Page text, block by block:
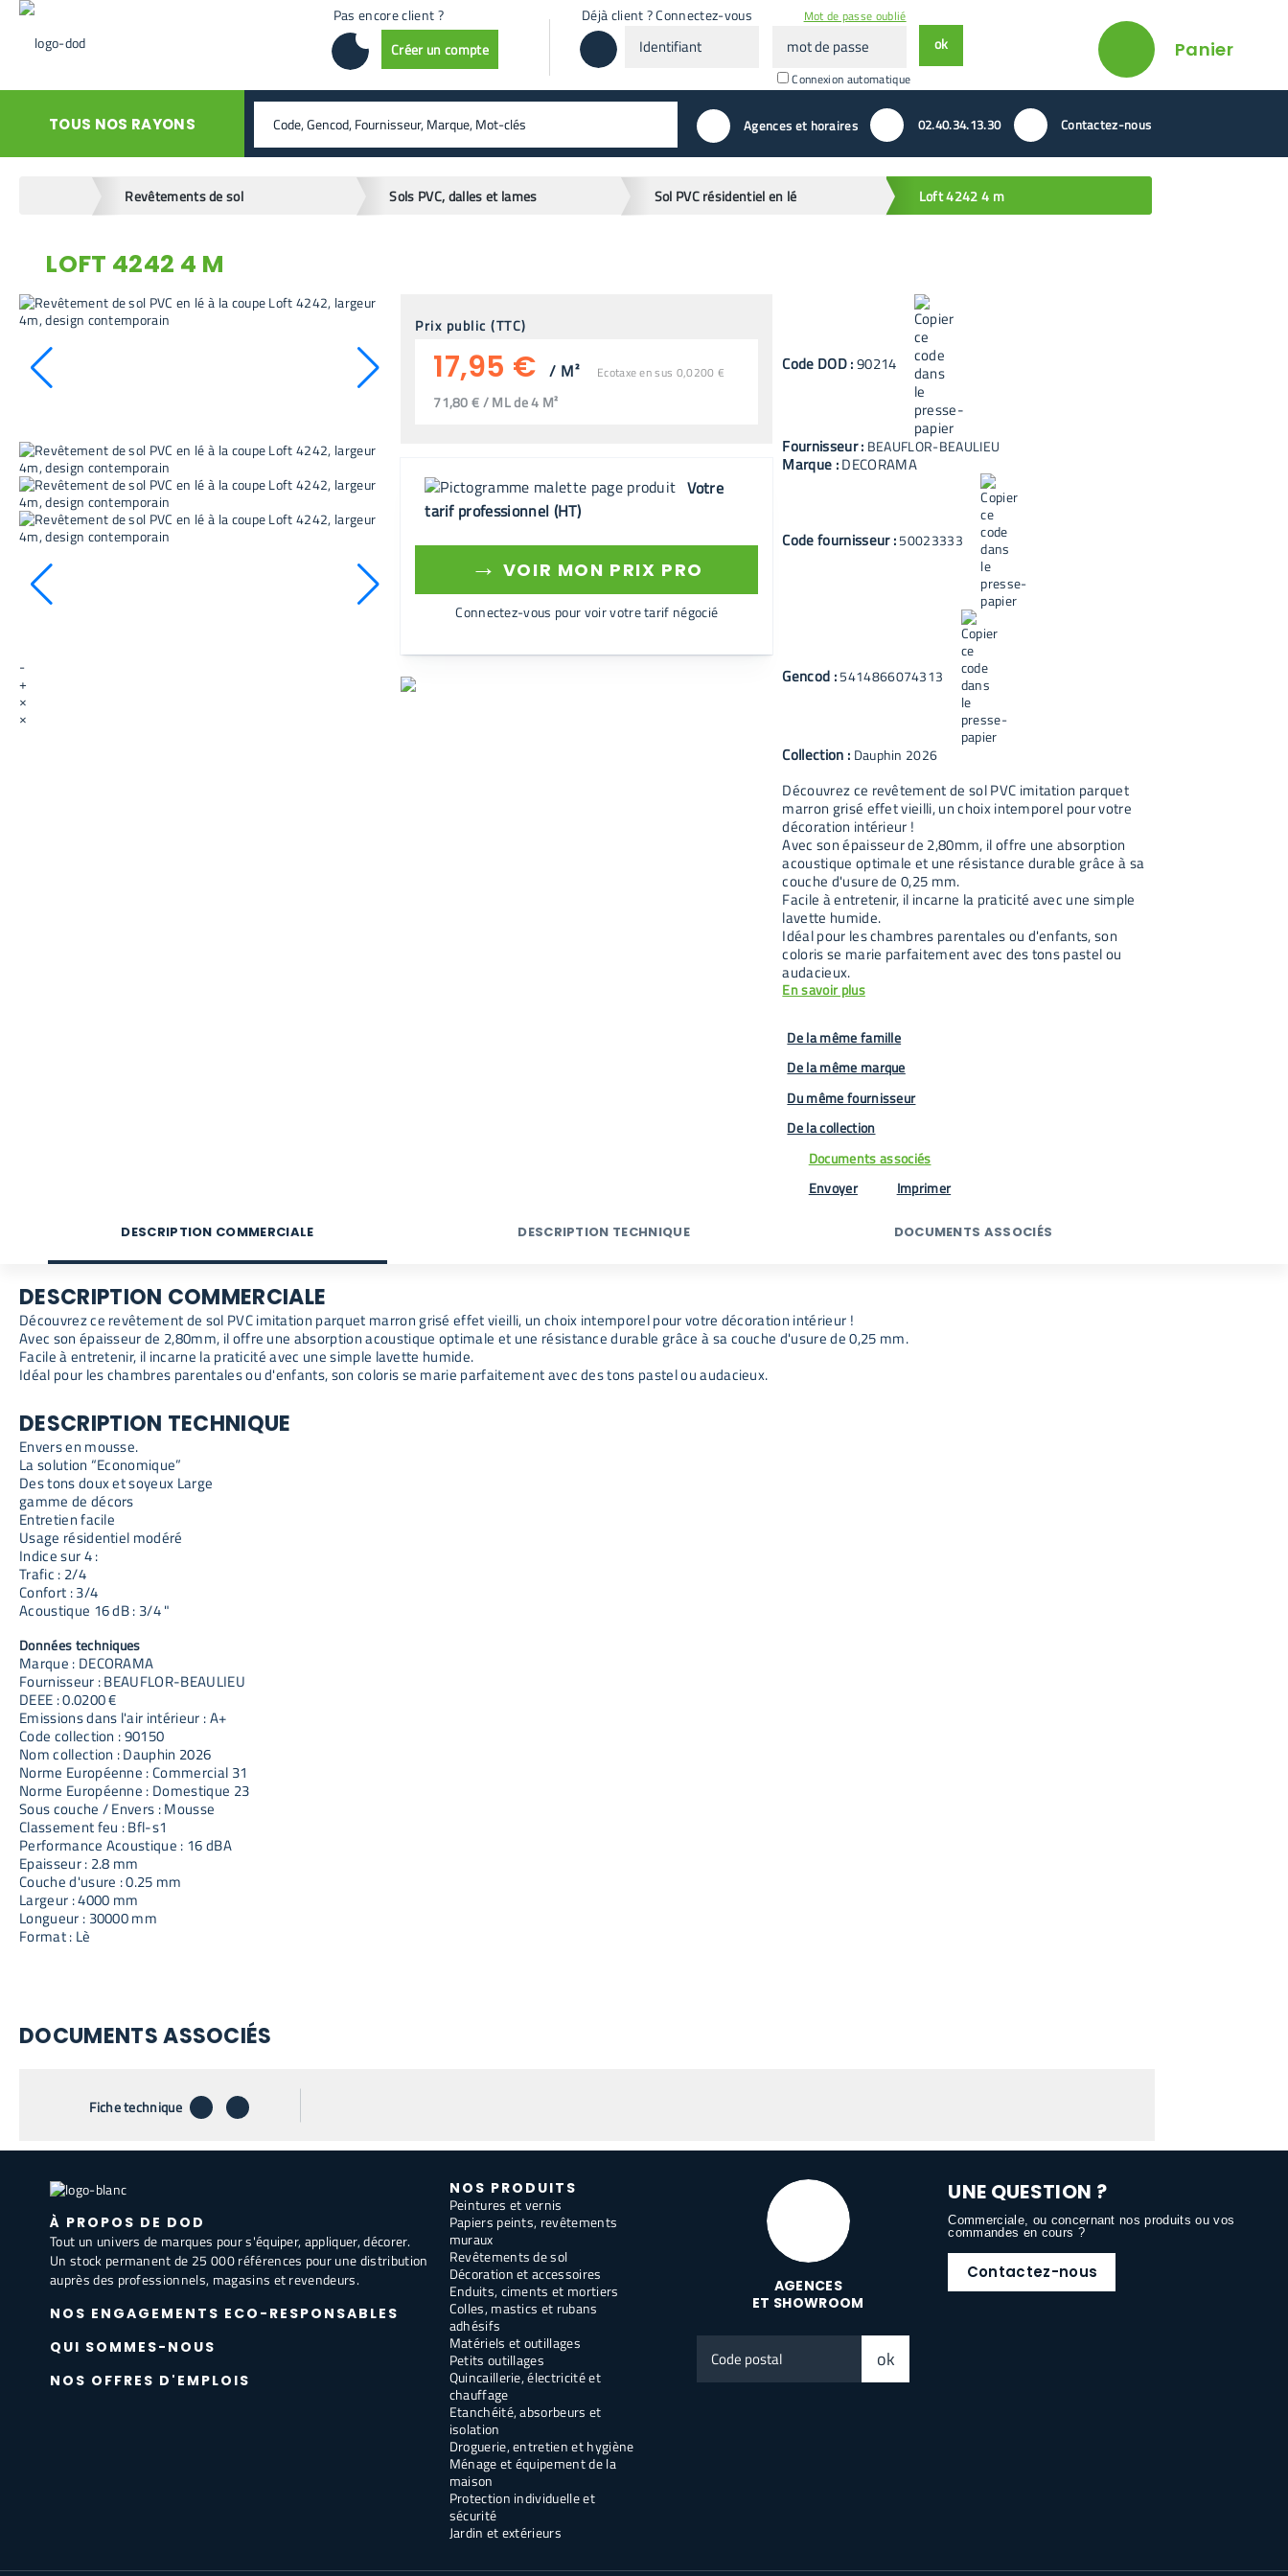
Pas encore client ?
Créer un compte
Déjà client ? Connectez-vous
passeConnexion automatique
Mot de passe oublié
ok Panier
TOUS NOS RAYONS rechercher valider Agences et horaires 02.40.34.13.30 Contactez-nous
Revêtements de sol Sols PVC, dalles et lames Sol PVC résidentiel en lé Loft 4242 4 m
retour en arrière
LOFT 4242 4 M
-
+
×
×
Prix public (TTC)
17,95 € / M² Ecotaxe en sus 0,0200 €
71,80 € / ML de 4 M²
Votre
tarif professionnel (HT)
→ VOIR MON PRIX PRO
Connectez-vous pour voir votre tarif négocié
Code DOD:90214
Fournisseur : BEAUFLOR-BEAULIEU
Marque :DECORAMA
Code fournisseur :50023333
Gencod :5414866074313
Collection : Dauphin 2026
Découvrez ce revêtement de sol PVC imitation parquet
marron grisé effet vieilli, un choix intemporel pour votre
décoration intérieur !
Avec son épaisseur de 2,80mm, il offre une absorption
acoustique optimale et une résistance durable grâce à sa
couche d'usure de 0,25 mm.
Facile à entretenir, il incarne la praticité avec une simple
lavette humide.
Idéal pour les chambres parentales ou d'enfants, son
coloris se marie parfaitement avec des tons pastel ou
audacieux.
En savoir plus
De la même famille
De la même marque
Du même fournisseur
De la collection
Documents associés
Envoyer
Imprimer
DESCRIPTION COMMERCIALE DESCRIPTION TECHNIQUE DOCUMENTS ASSOCIÉS
DESCRIPTION COMMERCIALE
Découvrez ce revêtement de sol PVC imitation parquet marron grisé effet vieilli, un choix intemporel pour votre décoration intérieur !
Avec son épaisseur de 2,80mm, il offre une absorption acoustique optimale et une résistance durable grâce à sa couche d'usure de 0,25 mm.
Facile à entretenir, il incarne la praticité avec une simple lavette humide.
Idéal pour les chambres parentales ou d'enfants, son coloris se marie parfaitement avec des tons pastel ou audacieux.
DESCRIPTION TECHNIQUE
Envers en mousse.
La solution “Economique”
Des tons doux et soyeux Large
gamme de décors
Entretien facile
Usage résidentiel modéré
Indice sur 4 :
Trafic : 2/4
Confort : 3/4
Acoustique 16 dB : 3/4 "
Données techniques
Marque : DECORAMA
Fournisseur : BEAUFLOR-BEAULIEU
DEEE : 0.0200 €
Emissions dans l'air intérieur : A+
Code collection : 90150
Nom collection : Dauphin 2026
Norme Européenne : Commercial 31
Norme Européenne : Domestique 23
Sous couche / Envers : Mousse
Classement feu : Bfl-s1
Performance Acoustique : 16 dBA
Epaisseur : 2.8 mm
Couche d'usure : 0.25 mm
Largeur : 4000 mm
Longueur : 30000 mm
Format : Lè
DOCUMENTS ASSOCIÉS
Fiche technique téléchargerenvoyer par email
À PROPOS DE DOD
Tout un univers de marques pour s'équiper, appliquer, décorer.
Un stock permanent de 25 000 références pour une distribution
auprès des professionnels, magasins et revendeurs.
NOS ENGAGEMENTS ECO-RESPONSABLES
QUI SOMMES-NOUS
NOS OFFRES D'EMPLOIS
NOS PRODUITS
Peintures et vernis
Papiers peints, revêtements
muraux
Revêtements de sol
Décoration et accessoires
Enduits, ciments et mortiers
Colles, mastics et rubans
adhésifs
Matériels et outillages
Petits outillages
Quincaillerie, électricité et
chauffage
Etanchéité, absorbeurs et
isolation
Droguerie, entretien et hygiène
Ménage et équipement de la
maison
Protection individuelle et
sécurité
Jardin et extérieurs
AGENCES
ET SHOWROOM
postal
ok
UNE QUESTION ?
Commerciale, ou concernant nos produits ou vos
commandes en cours ?
Contactez-nous